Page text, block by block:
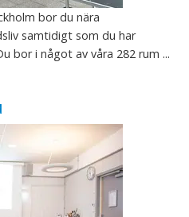
bor du nära
samtidigt som du har
bor i något av våra 282 rum ...